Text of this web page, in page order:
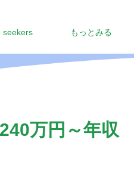
seekers もっとみる
万円～年収